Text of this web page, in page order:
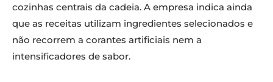
cozinhas centrais da cadeia. A empresa indica ainda
que as receitas utilizam ingredientes selecionados e
não recorrem a corantes artificiais nem a
intensificadores de sabor.